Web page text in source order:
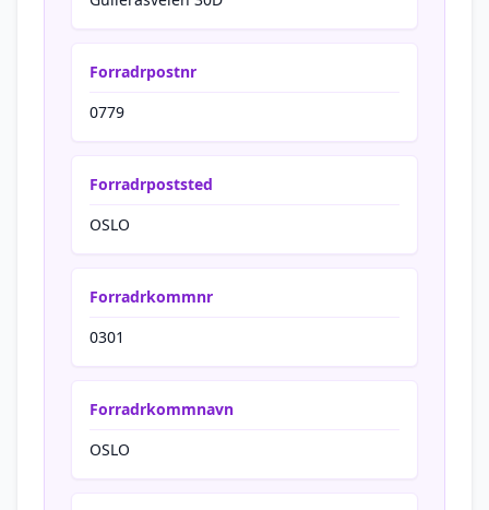
Forradrpostnr
0779
Forradrpoststed
OSLO
Forradrkommnr
0301
Forradrkommnavn
OSLO